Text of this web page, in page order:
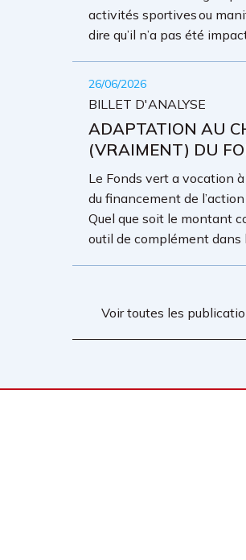
activités sportives ou
dire qu’il n’a pas été
26/06/2026
BILLET D'ANALYSE
ADAPTATION AU
(VRAIMENT) DU
Le Fonds vert a vocation
du financement de
Quel que soit le montant
outil de complément dans
Voir toutes les